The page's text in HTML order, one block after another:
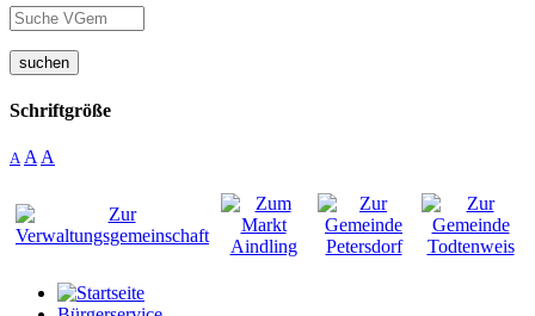
suchen
Schriftgröße
A A A